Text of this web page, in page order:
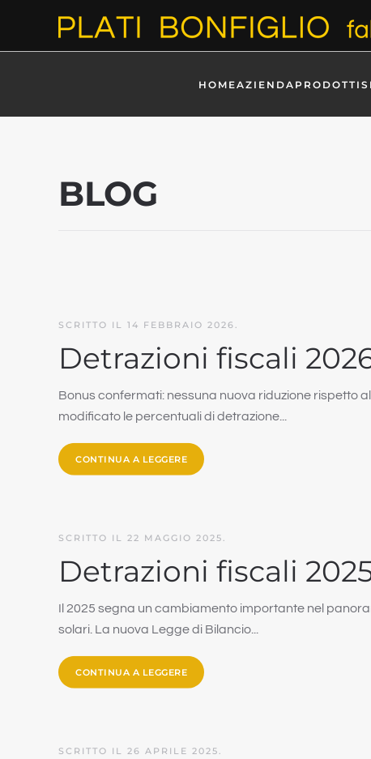
Skip to main content
HOMEAZIENDA PRODOTTI
BLOG
SCRITTO IL 14 FEBBRAIO 2026
Detrazioni fiscali
Bonus confermati: nessuna nuova riduzione rispetto
modificato le percentuali di detrazione...
CONTINUA A LEGGERE
SCRITTO IL 22 MAGGIO 2025
Detrazioni fiscali
Il 2025 segna un cambiamento importante nel
solari. La nuova Legge di Bilancio...
CONTINUA A LEGGERE
SCRITTO IL 26 APRILE 2025